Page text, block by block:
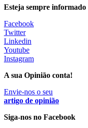
MAIS NOTÍCIAS
Ministério prepara
de baixo risco por
10 Ago, 2026|0 Comments
Presidente da República
médicos por trabalho
Esteja sempre informado
Facebook
Twitter
Linkedin
Youtube
Instagram
A sua Opinião conta!
Envie-nos o seu
artigo de opinião
Siga-nos no Facebook